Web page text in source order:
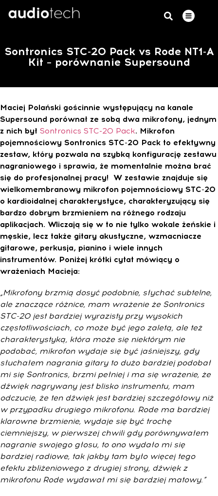
Sontronics STC-20 Pack vs Rode NT1-A
Kit – porównanie Supersound
Maciej Polański gościnnie występujący na kanale
Supersound porównał ze sobą dwa mikrofony, jednym
z nich był Sontronics STC-20 Pack. Mikrofon
pojemnościowy Sontronics STC-20 Pack to efektywny
zestaw, który pozwala na szybką konfigurację zestawu
nagraniowego i sprawia, że momentalnie można brać
się do profesjonalnej pracy! W zestawie znajduje się
wielkomembranowy mikrofon pojemnościowy STC-20
o kardioidalnej charakterystyce, charakteryzujący się
bardzo dobrym brzmieniem na różnego rodzaju
aplikacjach. Wliczają się w to nie tylko wokale żeńskie i
męskie, lecz także gitary akustyczne, wzmacniacze
gitarowe, perkusja, pianino i wiele innych
instrumentów. Poniżej krótki cytat mówiący o
wrażeniach Macieja:
„Mikrofony brzmią dosyć podobnie, słychać subtelne,
ale znaczące różnice, mam wrażenie że Sontronics
STC-20 jest bardziej wyrazisty przy wysokich
częstotliwościach, co może być jego zaletą, ale też
charakterystyką, która może się niektórym nie
podobać, mikrofon wydaje się być jaśniejszy, gdy
słuchałem nagrania gitary to dużo bardziej podobał
mi się Sontronics, brzmi pełniej i ma się wrażenie, że
dźwięk nagrywany jest blisko instrumentu, mam
odczucie, że ten dźwięk jest bardziej szczegółowy niż
w przypadku drugiego mikrofonu. Rode ma bardziej
klarowne brzmienie, wydaje się być trochę
ciemniejszy, w pierwszej chwili gdy porównywałem
nagranie swojego głosu, to ono wydało mi się
bardziej radiowe, tak jakby tam było więcej tego
efektu zbliżeniowego z drugiej strony, dźwięk z
mikrofonu Rode wydawał mi się bardziej matowy.”